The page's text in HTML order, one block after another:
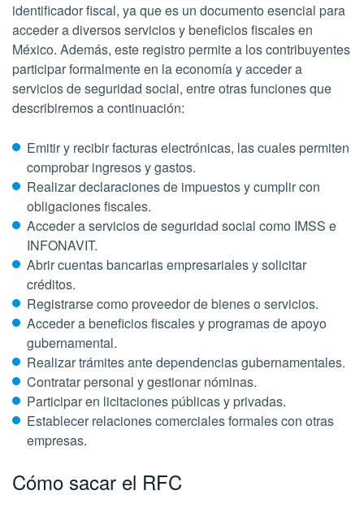
identificador fiscal, ya que es un documento esencial para
acceder a diversos servicios y beneficios fiscales en
México. Además, este registro permite a los contribuyentes
participar formalmente en la economía y acceder a
servicios de seguridad social, entre otras funciones que
describiremos a continuación:
Emitir y recibir facturas electrónicas, las cuales permiten
comprobar ingresos y gastos.
Realizar declaraciones de impuestos y cumplir con
obligaciones fiscales.
Acceder a servicios de seguridad social como IMSS e
INFONAVIT.
Abrir cuentas bancarias empresariales y solicitar
créditos.
Registrarse como proveedor de bienes o servicios.
Acceder a beneficios fiscales y programas de apoyo
gubernamental.
Realizar trámites ante dependencias gubernamentales.
Contratar personal y gestionar nóminas.
Participar en licitaciones públicas y privadas.
Establecer relaciones comerciales formales con otras
empresas.
Cómo sacar el RFC